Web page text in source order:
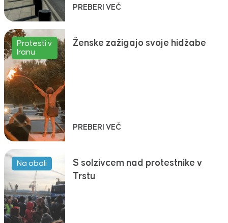
PREBERI VEČ
Protesti v
Iranu
Ženske zažigajo svoje hidžabe
PREBERI VEČ
Na obali
S solzivcem nad protestnike v
Trstu